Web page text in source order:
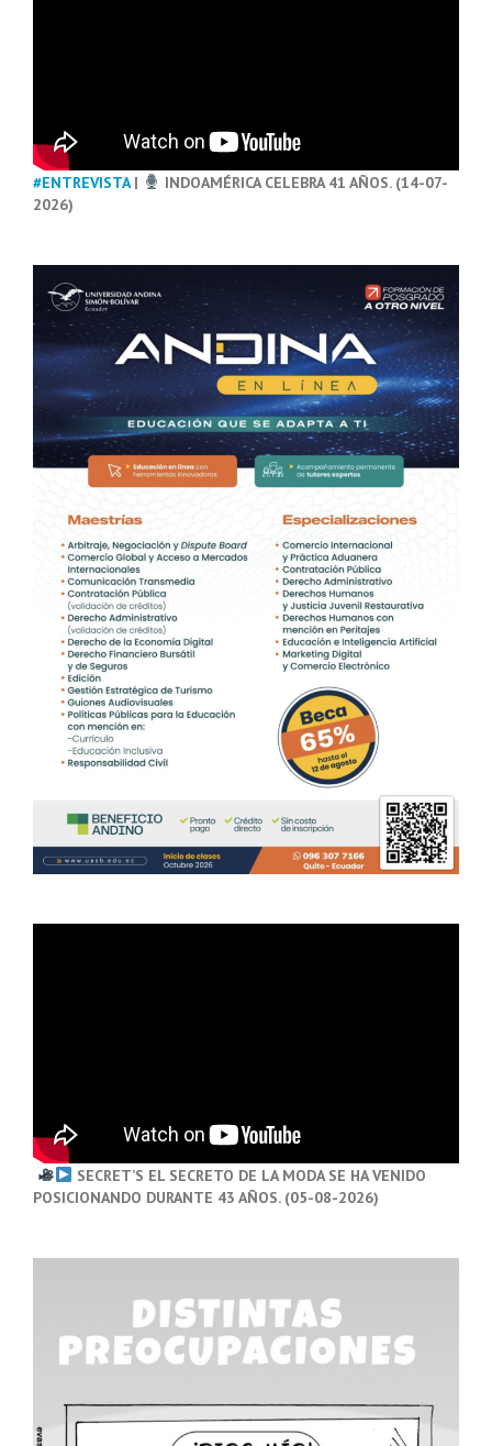
#ENTREVISTA|
INDOAMÉRICA CELEBRA 41 AÑOS. (14-07-
2026)
SECRET’S EL SECRETO DE LA MODA SE HA VENIDO
POSICIONANDO DURANTE 43 AÑOS. (05-08-2026)